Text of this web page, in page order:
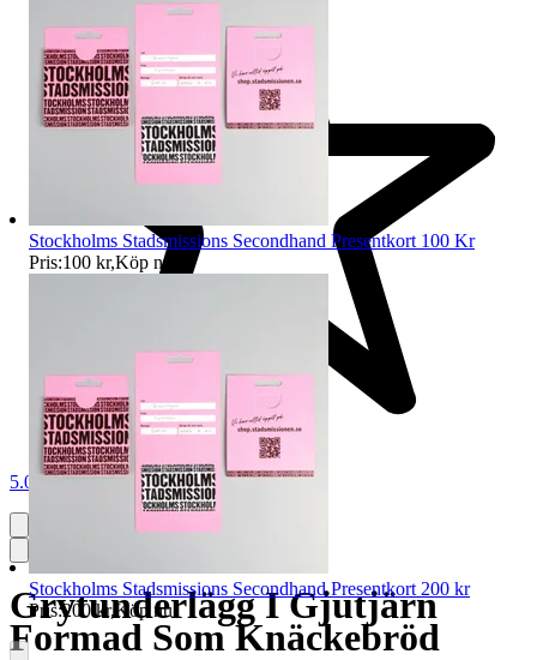
5.0
Grytunderlägg I Gjutjärn
Formad Som Knäckebröd
Stockholms Stadsmissions Secondhand Presentkort 100 Kr
Pris:100 kr,Köp nu
Stockholms Stadsmissions Secondhand Presentkort 200 kr
Pris:200 kr, Köp nu